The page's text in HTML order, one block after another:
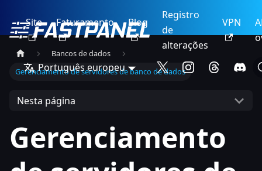
Site Faturamento Blog
Registro
de
alterações
VPN
Português europeu
Bancos de dados
Gerenciamento de servidores de banco de dados
Nesta página
Gerenciamento